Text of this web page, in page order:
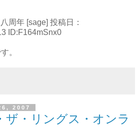
周年 [sage] 投稿日：
ID:F164mSnx0
。
2007
ザ・リングス・オンラ